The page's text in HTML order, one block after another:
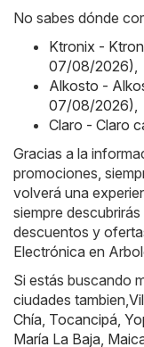
No sabes dónde
Ktronix -
07/08/2026),
Alkosto -
07/08/2026),
Claro - Claro
Gracias a la
promociones,
volverá una
siempre
descuentos y
Electrónica en
Si estás buscando
ciudades tambien,
Chía, Tocancipá,
María La Baja,